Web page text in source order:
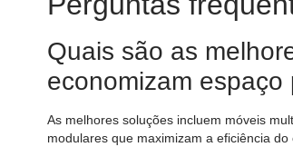
Quais são as
economizam
As melhores soluções incluem móveis
modulares que maximizam a eficiência do